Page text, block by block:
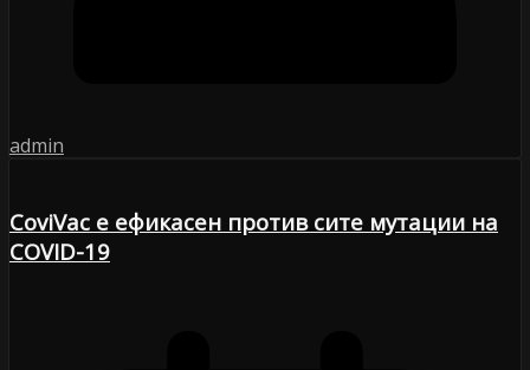
admin
CoviVac е ефикасен против сите мутации на
COVID-19